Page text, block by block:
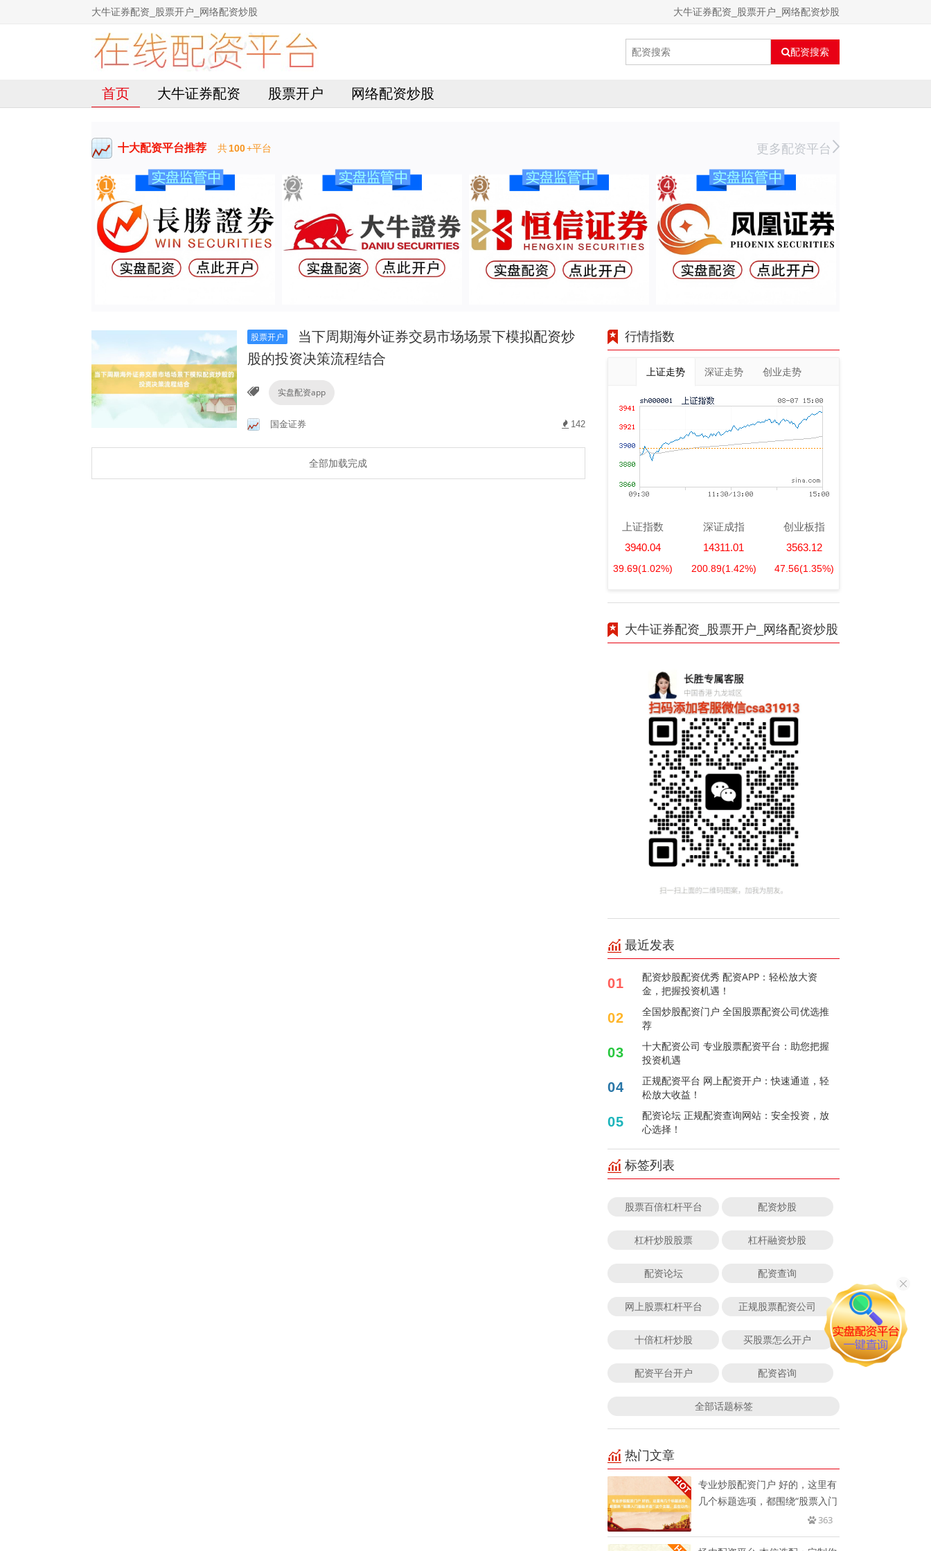
大牛证券配资_股票开户_网络配资炒股 大牛证券配资_股票开户_网络配资炒股
配资搜索
首页 大牛证券配资 股票开户 网络配资炒股
十大配资平台推荐 共100+平台 更多配资平台
股票开户
当下周期海外证券交易市场场景下模拟配资炒
股的投资决策流程结合
实盘配资app
国金证券 142
全部加载完成
行情指数
上证走势 深证走势 创业走势
上证指数
3940.04
39.69(1.02%)
深证成指
14311.01
200.89(1.42%)
创业板指
3563.12
47.56(1.35%)
大牛证券配资_股票开户_网络配资炒股
最近发表
01
配资炒股配资优秀 配资APP：轻松放大资
金，把握投资机遇！
02
全国炒股配资门户 全国股票配资公司优选推
荐
03
十大配资公司 专业股票配资平台：助您把握
投资机遇
04
正规配资平台 网上配资开户：快速通道，轻
松放大收益！
05
配资论坛 正规配资查询网站：安全投资，放
心选择！
标签列表
股票百倍杠杆平台 配资炒股
杠杆炒股股票 杠杆融资炒股
配资论坛 配资查询
网上股票杠杆平台 正规股票配资公司
十倍杠杆炒股 买股票怎么开户
配资平台开户 配资咨询
全部话题标签
热门文章
专业炒股配资门户 好的，这里有
几个标题选项，都围绕“股票入门
363